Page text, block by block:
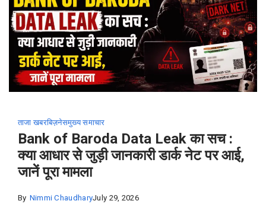
ताजा खबरबिज़नेसमुख्य समाचार
Bank of Baroda Data Leak का सच :
क्या आधार से जुड़ी जानकारी डार्क नेट पर आई,
जानें पूरा मामला
By Nimmi ChaudharyJuly 29, 2026